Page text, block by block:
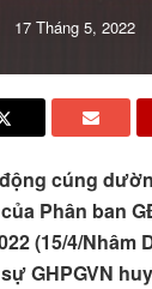
17 Tháng 5, 2022
cúng
Phân ban
(15/4/Nhâm
GHPGVN